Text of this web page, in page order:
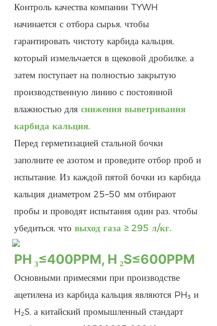
Контроль качества компании TYWH
начинается с отбора сырья, чтобы
гарантировать чистоту карбида кальция,
который измельчается в щековой дробилке, а
затем поступает на полностью закрытую
производственную линию с постоянной
влажностью дляснижения выветривания
карбида кальция.
Перед герметизацией стальной бочки
заполните ее азотом и проведите отбор проб и
испытание. Из каждой пятой бочки из карбида
кальция диаметром 25–50 мм отбирают
пробы и проводят испытания один раз, чтобы
убедиться, чтовыход газа ≥ 295 л/кг.
PH ₃≤400PPM, H ₂S≤600PPM
Основными примесями при производстве
ацетилена из карбида кальция являются PH₃ и
H₂S, а китайский промышленный стандарт